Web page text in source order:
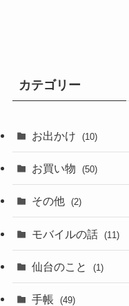
カテゴリー
お出かけ (10)
お買い物 (50)
その他 (2)
モバイルの話 (11)
仙台のこと (1)
手帳 (49)